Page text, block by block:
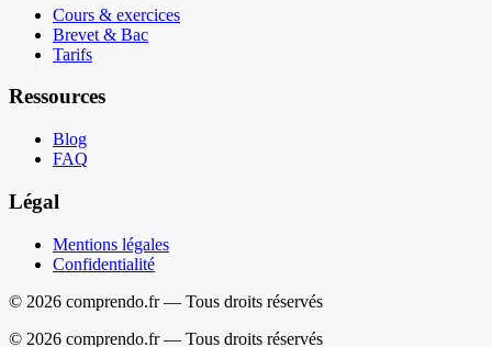
Cours & exercices
Brevet & Bac
Tarifs
Ressources
Blog
FAQ
Légal
Mentions légales
Confidentialité
© 2026 comprendo.fr — Tous droits réservés
© 2026 comprendo.fr — Tous droits réservés